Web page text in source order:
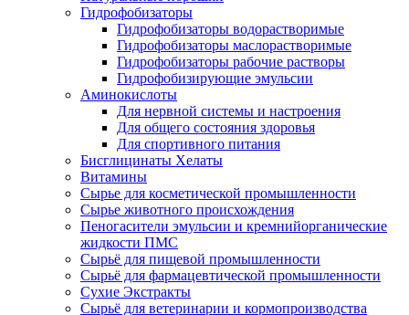
Гидрофобизаторы
Гидрофобизаторы водорастворимые
Гидрофобизаторы маслорастворимые
Гидрофобизаторы рабочие растворы
Гидрофобизирующие эмульсии
Аминокислоты
Для нервной системы и настроения
Для общего состояния здоровья
Для спортивного питания
Бисглицинаты Хелаты
Витамины
Сырье для косметической промышленности
Сырье животного происхождения
Пеногасители эмульсии и кремнийорганические
жидкости ПМС
Сырьё для пищевой промышленности
Сырьё для фармацевтической промышленности
Сухие Экстракты
Сырьё для ветеринарии и кормопроизводства